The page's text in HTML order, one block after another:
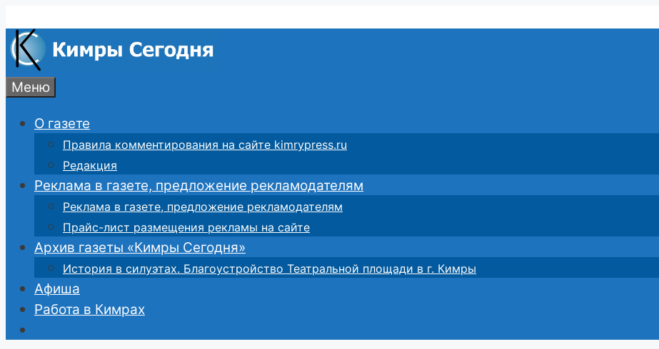
к
содержимому
Меню
О газете
Правила комментирования на сайте kimrypress.ru
Редакция
Реклама в газете, предложение рекламодателям
Реклама в газете, предложение рекламодателям
Прайс-лист размещения рекламы на сайте
Архив газеты «Кимры Сегодня»
История в силуэтах. Благоустройство Театральной площади в г. Кимры
Афиша
Работа в Кимрах